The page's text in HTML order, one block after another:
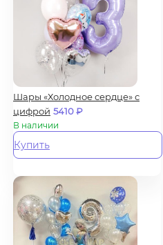
Шары «Холодное сердце» с
цифрой 5410₽
В наличии
Купить